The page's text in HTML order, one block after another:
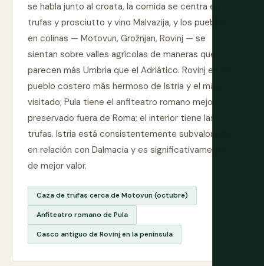
se habla junto al croata, la comida se centra en
trufas y prosciutto y vino Malvazija, y los pueblos
en colinas — Motovun, Grožnjan, Rovinj — se
sientan sobre valles agrícolas de maneras que
parecen más Umbria que el Adriático. Rovinj es el
pueblo costero más hermoso de Istria y el más
visitado; Pula tiene el anfiteatro romano mejor
preservado fuera de Roma; el interior tiene las
trufas. Istria está consistentemente subvalorada
en relación con Dalmacia y es significativamente
de mejor valor.
Caza de trufas cerca de Motovun (octubre)
Anfiteatro romano de Pula
Casco antiguo de Rovinj en la península